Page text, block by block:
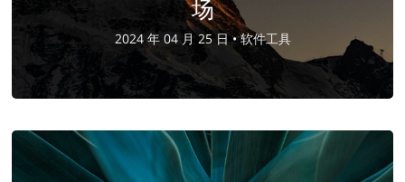
场
2024 年 04 月 25 日 •软件工具